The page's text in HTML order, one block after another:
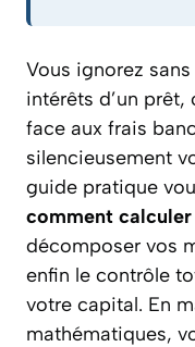
Vous ignorez
intérêts d’un
face aux frais
silencieusement
guide pratique
comment
décomposer vos
enfin le contrôle
votre capital. En
mathématiques,